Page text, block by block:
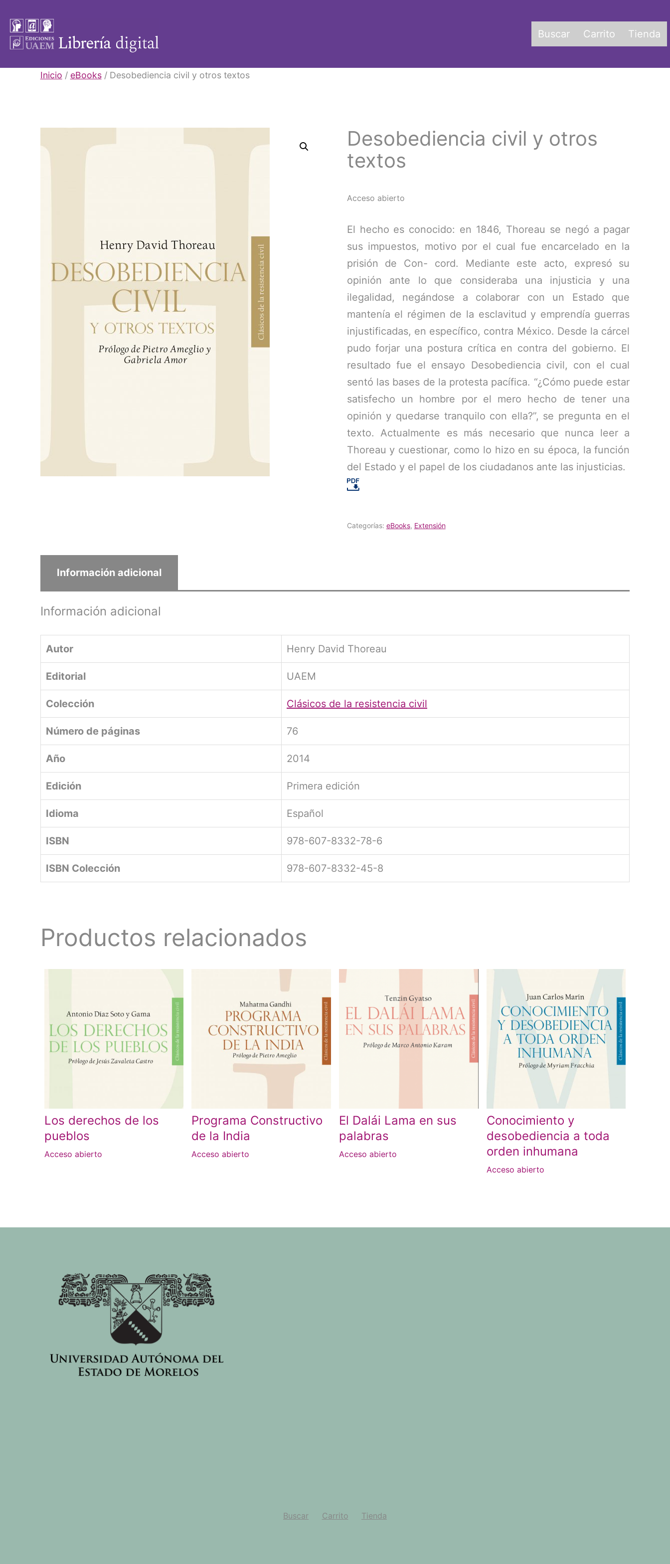
contenido
Libros
Buscar Carrito Tienda
Inicio / eBooks/ Desobediencia civil y otros textos
Desobediencia civil y otros
textos
Acceso abierto
El hecho es conocido: en 1846, Thoreau se negó a pagar
sus impuestos, motivo por el cual fue encarcelado en la
prisión de Con- cord. Mediante este acto, expresó su
opinión ante lo que consideraba una injusticia y una
ilegalidad, negándose a colaborar con un Estado que
mantenía el régimen de la esclavitud y emprendía guerras
injustificadas, en específico, contra México. Desde la cárcel
pudo forjar una postura crítica en contra del gobierno. El
resultado fue el ensayo Desobediencia civil, con el cual
sentó las bases de la protesta pacífica. “¿Cómo puede estar
satisfecho un hombre por el mero hecho de tener una
opinión y quedarse tranquilo con ella?”, se pregunta en el
texto. Actualmente es más necesario que nunca leer a
Thoreau y cuestionar, como lo hizo en su época, la función
del Estado y el papel de los ciudadanos ante las injusticias.
Categorías: eBooks, Extensión
Información adicional
Información adicional
Autor Henry David Thoreau
Editorial UAEM
Colección Clásicos de la resistencia civil
Número de páginas 76
Año 2014
Edición Primera edición
Idioma Español
ISBN 978-607-8332-78-6
ISBN Colección 978-607-8332-45-8
Productos relacionados
Los derechos de los
pueblos
Acceso abierto
Programa Constructivo
de la India
Acceso abierto
El Dalái Lama en sus
palabras
Acceso abierto
Conocimiento y
desobediencia a toda
orden inhumana
Acceso abierto
Buscar Carrito Tienda